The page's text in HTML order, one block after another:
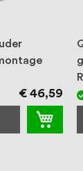
€ 46,59